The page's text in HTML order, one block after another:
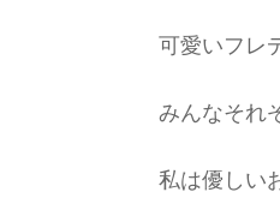
可愛いフレ
みんなそれ
私は優しい